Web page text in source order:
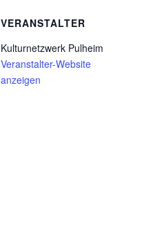
VERANSTALTER
Kulturnetzwerk Pulheim
Veranstalter-Website
anzeigen